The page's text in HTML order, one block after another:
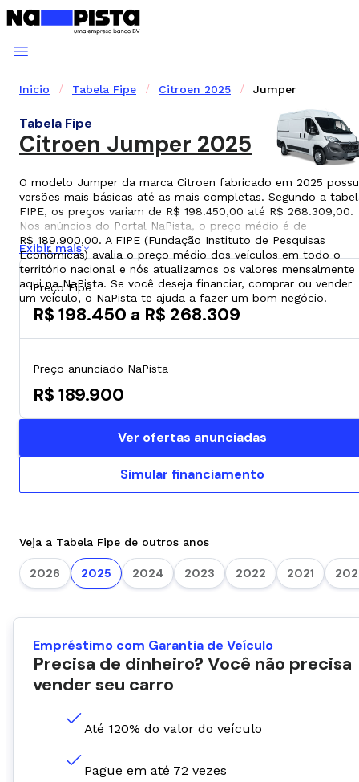
Inicio Tabela Fipe Citroen 2025 Jumper
Tabela Fipe
Citroen Jumper 2025
O modelo Jumper da marca Citroen fabricado em 2025
versões mais básicas até as mais completas. Segundo a
FIPE, os preços variam de R$ 198.450,00 até R$ 268.309,00.
Nos anúncios do Portal NaPista, o preço médio é de
R$ 189.900,00. A FIPE (Fundação Instituto de Pesquisas
Econômicas) avalia o preço médio dos veículos em todo o
território nacional e nós atualizamos os valores mensalmente
aqui na NaPista. Se você deseja financiar, comprar ou vender
um veículo, o NaPista te ajuda a fazer um bom negócio!
Exibir mais
Preço Fipe
R$ 198.450 a R$ 268.309
Preço anunciado NaPista
R$ 189.900
Ver ofertas anunciadas
Simular financiamento
Veja a Tabela Fipe de outros anos
2026 2025 2024 2023 2022 2021
Empréstimo com Garantia de Veículo
Precisa de dinheiro? Você não precisa
vender seu carro
Até 120% do valor do veículo
Pague em até 72 vezes